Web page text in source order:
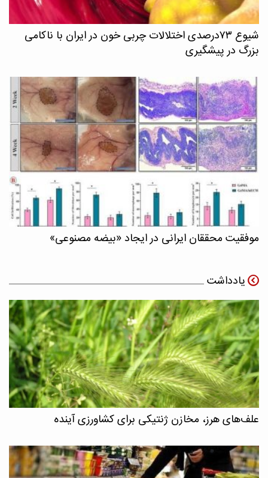
شیوع ۷۳درصدی اختلالات چربی خون در ایران با ناکامی
بزرگ در پیشگیری
موفقیت محققان ایرانی در ایجاد «بیضه مصنوعی»
یادداشت
علف‌های هرز، مخازن ژنتیکی برای کشاورزی آینده